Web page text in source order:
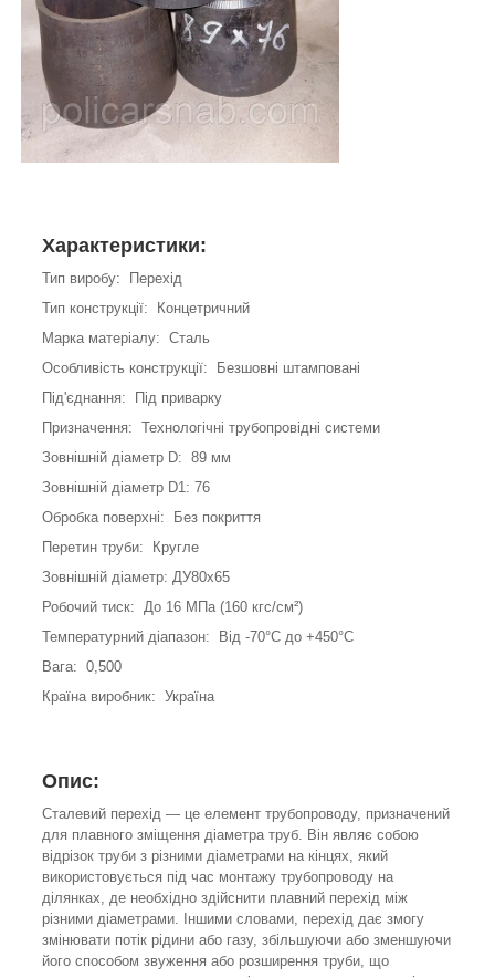
Характеристики:
Тип виробу: Перехід
Тип конструкції: Концетричний
Марка матеріалу: Сталь
Особливість конструкції: Безшовні штамповані
Під'єднання: Під приварку
Призначення: Технологічні трубопровідні системи
Зовнішній діаметр D: 89 мм
Зовнішній діаметр D1: 76
Обробка поверхні: Без покриття
Перетин труби: Кругле
Зовнішній діаметр: ДУ80х65
Робочий тиск: До 16 МПа (160 кгс/см²)
Температурний діапазон: Від -70°C до +450°C
Вага: 0,500
Країна виробник: Україна
Опис:
Сталевий перехід — це елемент трубопроводу, призначений
для плавного зміщення діаметра труб. Він являє собою
відрізок труби з різними діаметрами на кінцях, який
використовується під час монтажу трубопроводу на
ділянках, де необхідно здійснити плавний перехід між
різними діаметрами. Іншими словами, перехід дає змогу
змінювати потік рідини або газу, збільшуючи або зменшуючи
його способом звуження або розширення труби, що